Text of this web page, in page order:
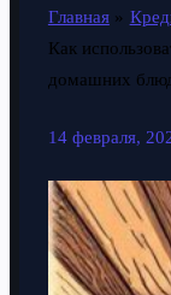
Главная
Как
домашних
14 февраля,